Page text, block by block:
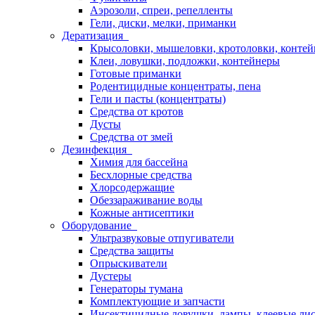
Аэрозоли, спреи, репелленты
Гели, диски, мелки, приманки
Дератизация
Крысоловки, мышеловки, кротоловки,
Клеи, ловушки, подложки, контейнеры
Готовые приманки
Родентицидные концентраты, пена
Гели и пасты (концентраты)
Средства от кротов
Дусты
Средства от змей
Дезинфекция
Химия для бассейна
Бесхлорные средства
Хлорсодержащие
Обеззараживание воды
Кожные антисептики
Оборудование
Ультразвуковые отпугиватели
Средства защиты
Опрыскиватели
Дустеры
Генераторы тумана
Комплектующие и запчасти